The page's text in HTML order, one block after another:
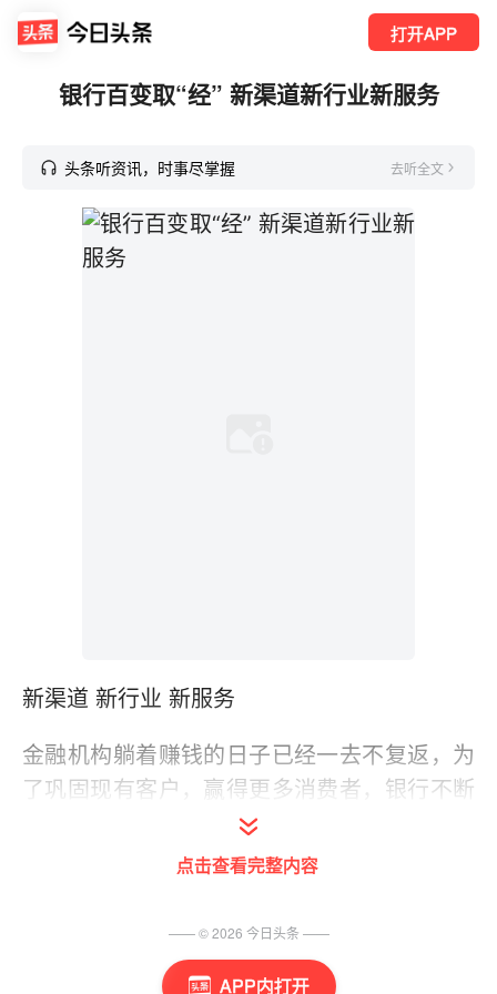
打开APP
APP内打开
银行百变取“经” 新渠道新行业新服务
头条听资讯，时事尽掌握 去听全文
新渠道 新行业 新服务
金融机构躺着赚钱的日子已经一去不复返，为
了巩固现有客户，赢得更多消费者，银行不断
利用新生事物如微博、微信进行营销，吸引新
新人类；关注潜力行业如旅游业，尽早收揽潜
的服务……花样虽多，但归根结底是为了迎合
点击查看完整内容
—— ©2026 今日头条 ——